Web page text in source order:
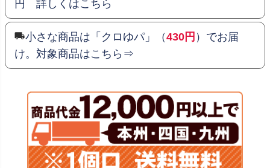
円 詳しくはこちら
小さな商品は「クロゆパ」（430円 ）でお届
け。対象商品はこちら⇒